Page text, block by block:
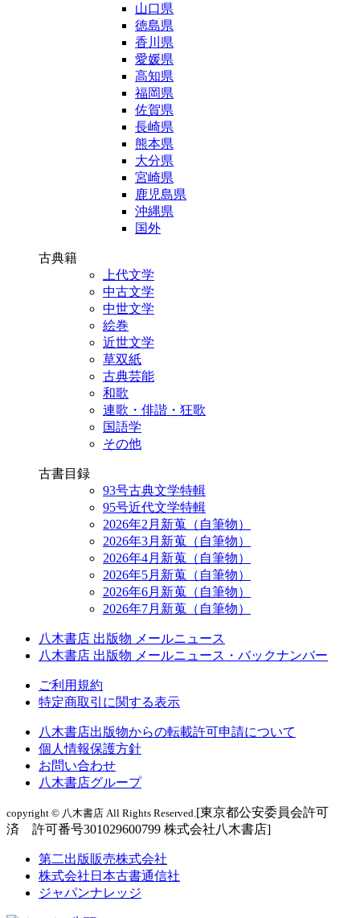
山口県
徳島県
香川県
愛媛県
高知県
福岡県
佐賀県
長崎県
熊本県
大分県
宮崎県
鹿児島県
沖縄県
国外
古典籍
上代文学
中古文学
中世文学
絵巻
近世文学
草双紙
古典芸能
和歌
連歌・俳諧・狂歌
国語学
その他
古書目録
93号古典文学特輯
95号近代文学特輯
2026年2月新蒐（自筆物）
2026年3月新蒐（自筆物）
2026年4月新蒐（自筆物）
2026年5月新蒐（自筆物）
2026年6月新蒐（自筆物）
2026年7月新蒐（自筆物）
八木書店 出版物 メールニュース
八木書店 出版物 メールニュース・バックナンバー
ご利用規約
特定商取引に関する表示
八木書店出版物からの転載許可申請について
個人情報保護方針
お問い合わせ
八木書店グループ
copyright © 八木書店 All Rights Reserved.[東京都公安委員会許可
済 許可番号301029600799 株式会社八木書店]
第二出版販売株式会社
株式会社日本古書通信社
ジャパンナレッジ